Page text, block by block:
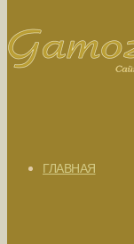
ГЛАВНАЯ